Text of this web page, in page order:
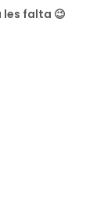
falta 😉